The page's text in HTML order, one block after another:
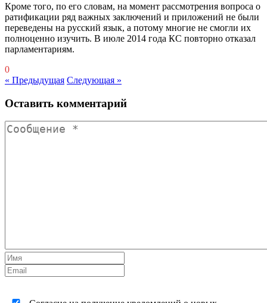
Кроме того, по его словам, на момент рассмотрения вопроса о
ратификации ряд важных заключений и приложений не были
переведены на русский язык, а потому многие не смогли их
полноценно изучить. В июле 2014 года КС повторно отказал
парламентариям.
0
« Предыдущая Следующая »
Оставить комментарий